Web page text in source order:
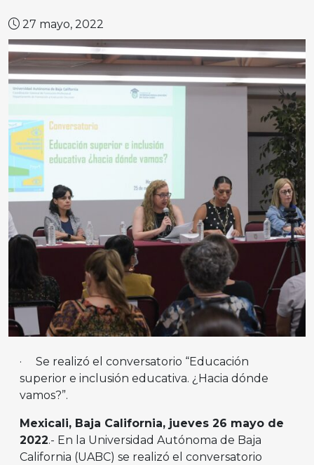
27 mayo, 2022
· Se realizó el conversatorio “Educación
superior e inclusión educativa. ¿Hacia dónde
vamos?”.
Mexicali, Baja California, jueves 26 mayo de
2022.- En la Universidad Autónoma de Baja
California (UABC) se realizó el conversatorio